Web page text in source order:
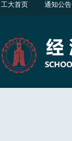
工大首页 通知公告